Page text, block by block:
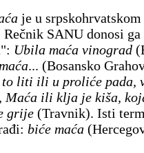
je u
Rečnik SANU donosi
Ubila maća vinograd
... (Bosansko
to liti ili u proliće pada,
Maća ili klja je kiša,
grije (Travnik). Isti
biće maća